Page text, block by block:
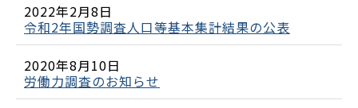
2022年2月8日
令和2年国勢調査人口等基本集計結果の公表
2020年8月10日
労働力調査のお知らせ